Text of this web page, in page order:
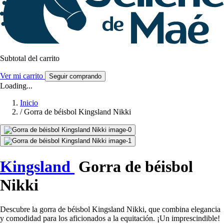
Subtotal del carrito
Ver mi carrito Seguir comprando
Loading...
Inicio
/ Gorra de béisbol Kingsland Nikki
Kingsland Gorra de béisbol
Nikki
Descubre la gorra de béisbol Kingsland Nikki, que combina elegancia
y comodidad para los aficionados a la equitación. ¡Un imprescindible!